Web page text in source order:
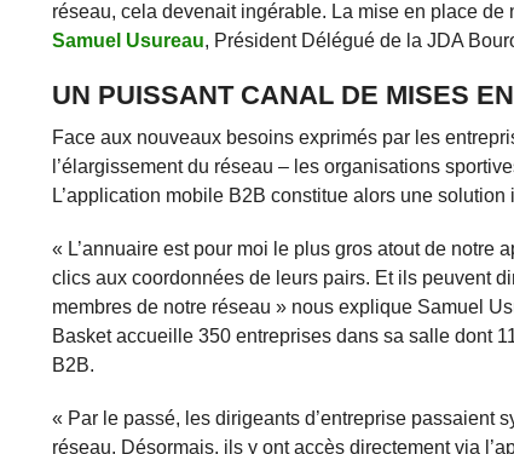
réseau, cela devenait ingérable. La mise en place
Samuel Usureau, Président Délégué de la JDA
UN PUISSANT CANAL DE MISES
Face aux nouveaux besoins exprimés par les
l’élargissement du réseau – les organisations
L’application mobile B2B constitue alors une
« L’annuaire est pour moi le plus gros atout de
clics aux coordonnées de leurs pairs. Et ils peuvent
membres de notre réseau » nous explique Samuel
Basket accueille 350 entreprises dans sa salle dont
B2B.
« Par le passé, les dirigeants d’entreprise passaient
réseau. Désormais, ils y ont accès directement via